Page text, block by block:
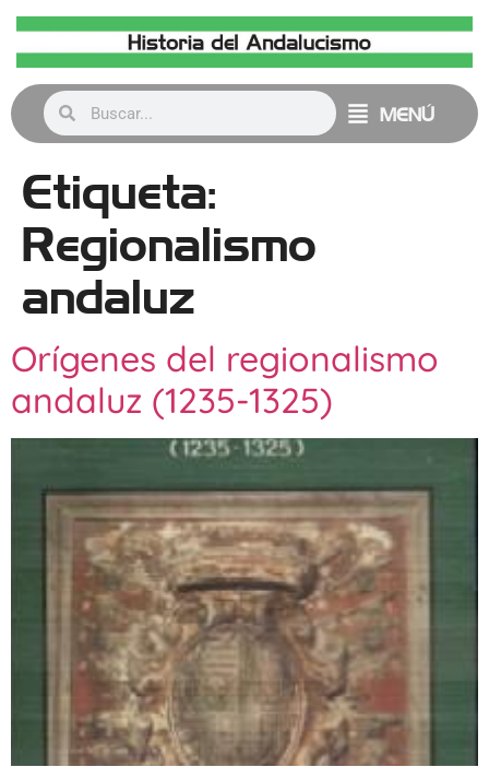
MENÚ
Etiqueta:
Regionalismo
andaluz
Orígenes del regionalismo
andaluz (1235-1325)